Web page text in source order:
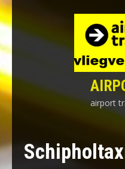
Skip
to
content
airport